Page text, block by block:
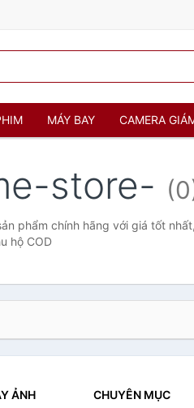
MÁY BAY CAMERA
store-
phẩm chính hãng với giá tốt
hộ COD
ẢNH CHUYÊN MỤC